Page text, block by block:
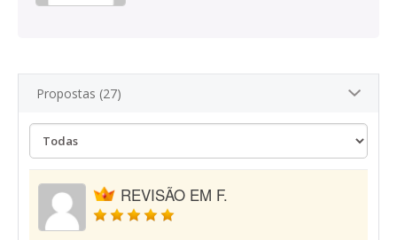
Propostas (27)
REVISÃO EM F.